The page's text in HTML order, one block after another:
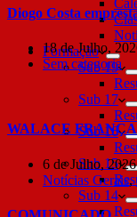
Formação
Sub 19
Sub 17
Sub 16
Sub 15
Sub 14
Diogo Costa
18 de Julho,
Sem categoria
WALACE
6 de Julho, 2026
Notícias Gerais,